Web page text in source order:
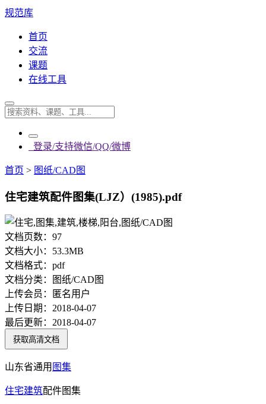
规范库
首页
交流
课题
在线工具
登录/支持微信/QQ/微博
首页 > 图纸/CAD图
住宅建筑配件图集(LJZ）(1985).pdf
文档页数： 97
文档大小： 53.3MB
文档格式： pdf
文档分类：
图纸/CAD图
上传会员：
匿名用户
上传日期： 2018-04-07
最后更新： 2018-04-07
获取高清文档
山东省通用 图集
住宅建筑配件图集